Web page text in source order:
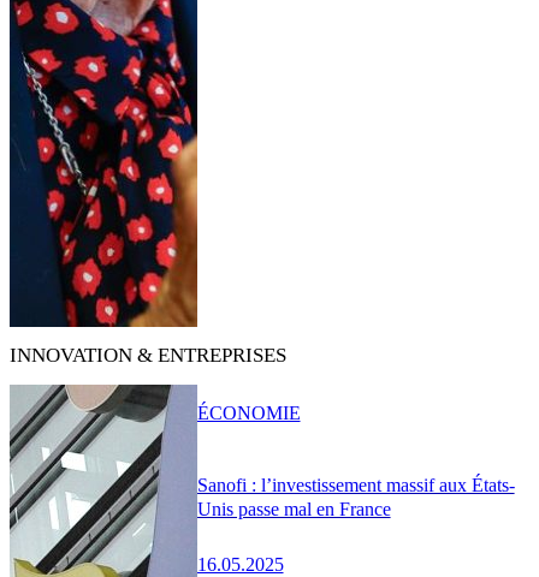
INNOVATION & ENTREPRISES
Sanofi : l’investissement massif aux États-
Unis passe mal en France
16.05.2025
ÉCONOMIE